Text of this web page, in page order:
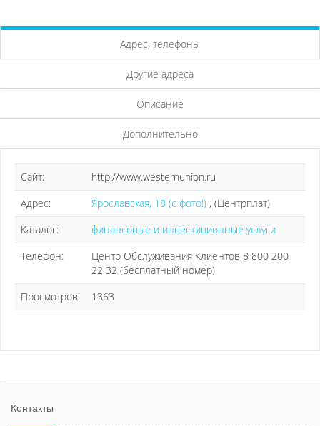
Адрес, телефоны
Другие адреса
Описание
Дополнительно
Сайт:
http://www.westernunion.ru
Адрес:
Ярославская, 18 (с фото!) , (Центрплат)
Каталог:
финансовые и инвестиционные услуги
Телефон:
Центр Обслуживания Клиентов 8 800 200
22 32 (бесплатный номер)
Просмотров:
1363
Контакты